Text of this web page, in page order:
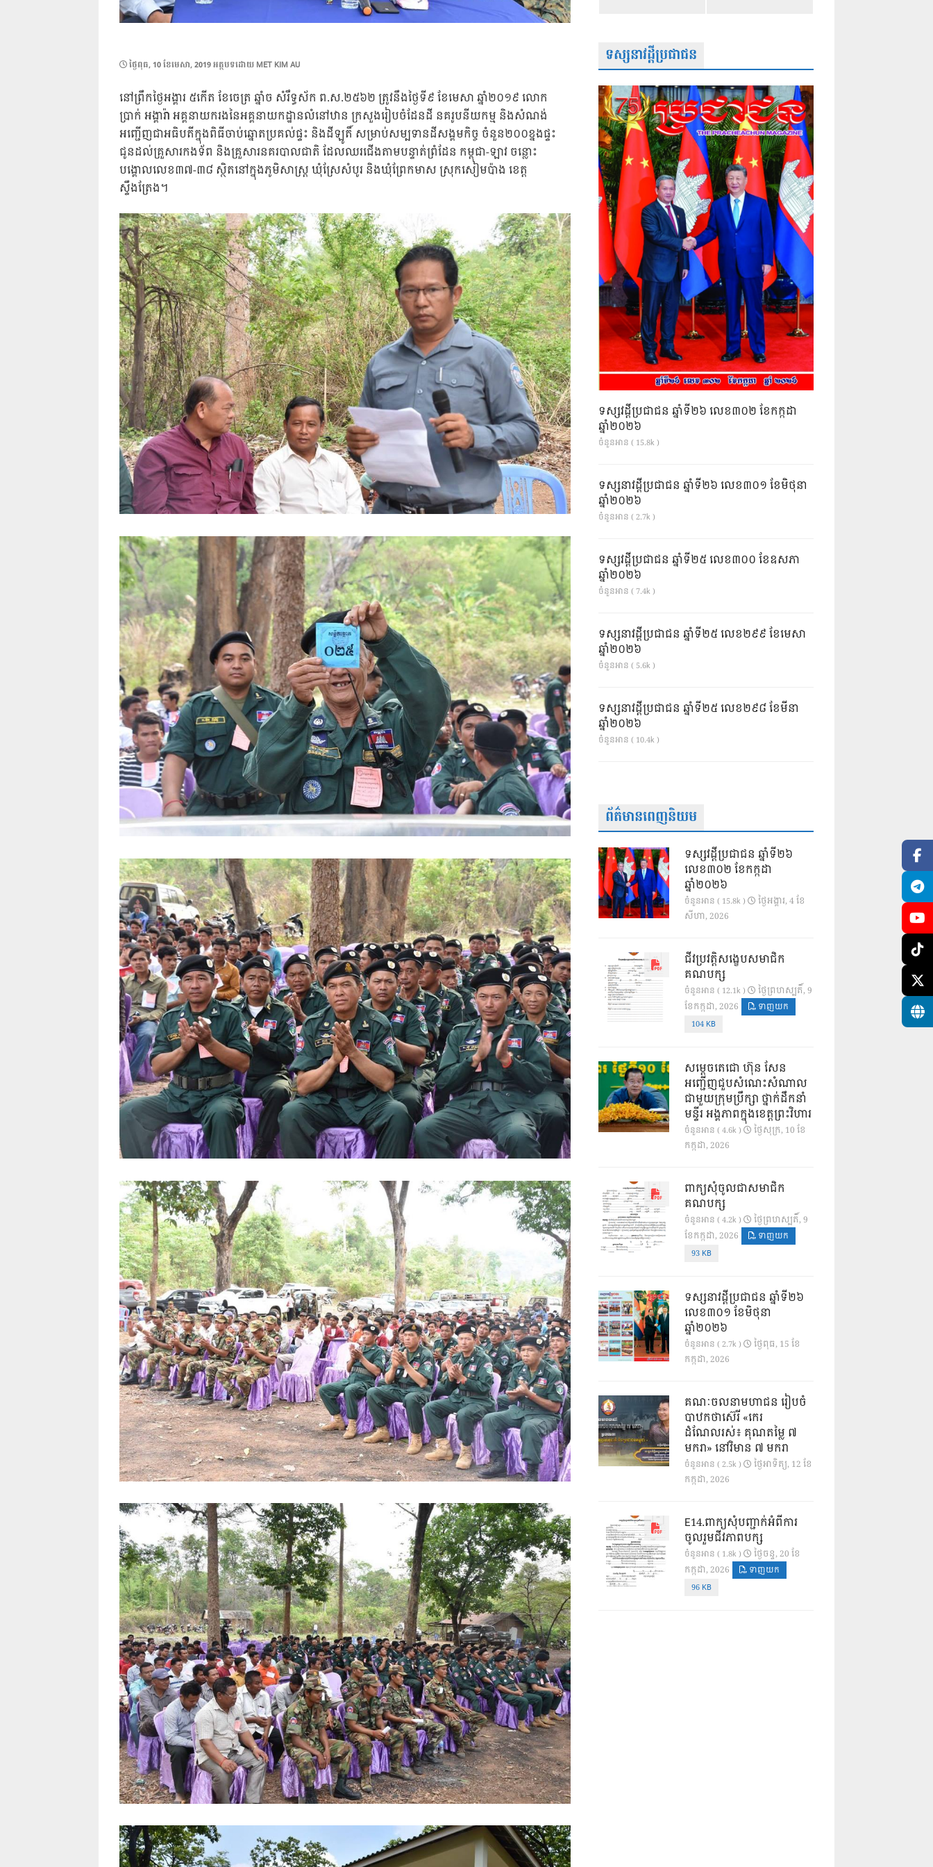
POSTED
ថ្ងៃ​ពុធ, 10 ខែ​មេសា, 2019អត្ថបទដោយ MET KIM AU
នៅព្រឹកថ្ងៃអង្គារ ៥កើត ខែចេត្រ ឆ្នាំច សំរឹទ្ធស័ក ព.ស.២៥៦២ ត្រូវនឹងថ្ងៃទី៩ ខែមេសា ឆ្នាំ២០១៩ លោក
ប្រាក់ អង្គារ៉ា អគ្គនាយករងនៃអគ្គនាយកដ្ឋានលំនៅឋាន ក្រសួងរៀបចំដែនដី នគរូបនីយកម្ម និងសំណង់
អញ្ជើញជាអធិបតីក្នុងពិធីចាប់ឆ្នោតប្រគល់ផ្ទះ និងដីឡូតិ៍ សម្រាប់សម្បទានដីសង្គមកិច្ច ចំនួន២០០ខ្នងផ្ទះ
ជូនដល់គ្រួសារកងទ័ព និងគ្រួសារនគរបាលជាតិ ដែលឈរជើងតាមបន្ទាត់ព្រំដែន កម្ពុជា-ឡាវ ចន្លោះ
បង្គោលលេខ៣៧-៣៨ ស្ថិតនៅក្នុងភូមិសាស្រ្ត ឃុំស្រែសំបូរ និងឃុំព្រែកមាស ស្រុកសៀមប៉ាង ខេត្ត
ស្ទឹងត្រែង។
ទស្សនាវដ្តីប្រជាជន
ទស្សវដ្តីប្រជាជន ឆ្នាំទី២៦ លេខ៣០២ ខែកក្កដា
ឆ្នាំ២០២៦
ចំនួនអាន ( 15.8k )
ទស្សនាវដ្ដីប្រជាជន ឆ្នាំទី២៦ លេខ៣០១ ខែមិថុនា
ឆ្នាំ២០២៦
ចំនួនអាន ( 2.7k )
ទស្សវដ្តីប្រជាជន ឆ្នាំទី២៥ លេខ៣០០ ខែឧសភា
ឆ្នាំ២០២៦
ចំនួនអាន ( 7.4k )
ទស្សនាវដ្ដីប្រជាជន ឆ្នាំទី២៥ លេខ២៩៩ ខែមេសា
ឆ្នាំ២០២៦
ចំនួនអាន ( 5.6k )
ទស្សនាវដ្ដីប្រជាជន ឆ្នាំទី២៥ លេខ២៩៨ ខែមីនា
ឆ្នាំ២០២៦
ចំនួនអាន ( 10.4k )
ព័ត៌មានពេញនិយម
ទស្សវដ្តីប្រជាជន ឆ្នាំទី២៦
លេខ៣០២ ខែកក្កដា
ឆ្នាំ២០២៦
ចំនួនអាន ( 15.8k )
ថ្ងៃ​អង្គារ, 4 ខែ​
សីហា, 2026
ជីវប្រវត្តិសង្ខេបសមាជិក
គណបក្ស
ចំនួនអាន ( 12.1k )
ថ្ងៃ​ព្រហស្បតិ៍, 9
ខែ​កក្កដា, 2026
ទាញយក
104 KB
សម្តេចតេជោ ហ៊ុន សែន
អញ្ជើញជួបសំណេះសំណាល
ជាមួយក្រុមប្រឹក្សា ថ្នាក់ដឹកនាំ
មន្ទីរ អង្គភាពក្នុងខេត្តព្រះវិហារ
ចំនួនអាន ( 4.6k )
ថ្ងៃ​សុក្រ, 10 ខែ​
កក្កដា, 2026
ពាក្យសុំចូលជាសមាជិក
គណបក្ស
ចំនួនអាន ( 4.2k )
ថ្ងៃ​ព្រហស្បតិ៍, 9
ខែ​កក្កដា, 2026
ទាញយក
93 KB
ទស្សនាវដ្ដីប្រជាជន ឆ្នាំទី២៦
លេខ៣០១ ខែមិថុនា
ឆ្នាំ២០២៦
ចំនួនអាន ( 2.7k )
ថ្ងៃ​ពុធ, 15 ខែ​
កក្កដា, 2026
គណៈចលនាមហាជន រៀបចំ
បាឋកថាស៊េរី «កេរ
ដំណែលរស់៖ គុណតម្លៃ ៧
មករា» នៅវិមាន ៧ មករា
ចំនួនអាន ( 2.5k )
ថ្ងៃ​អាទិត្យ, 12 ខែ​
កក្កដា, 2026
E14.ពាក្យសុំបញ្ជាក់អំពីការ
ចូលរួមជីវភាពបក្ស
ចំនួនអាន ( 1.8k )
ថ្ងៃ​ចន្ទ, 20 ខែ​
កក្កដា, 2026
ទាញយក
96 KB